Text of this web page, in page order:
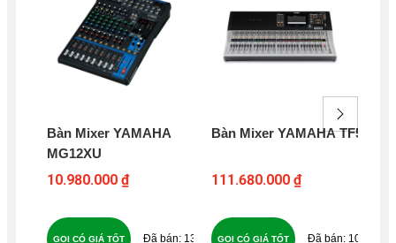
Bàn Mixer YAMAHA
MG12XU
10.980.000 ₫
135
GỌI CÓ GIÁ TỐT
Bàn Mixer YAMAHA TF5
111.680.000 ₫
105
GỌI CÓ GIÁ TỐT